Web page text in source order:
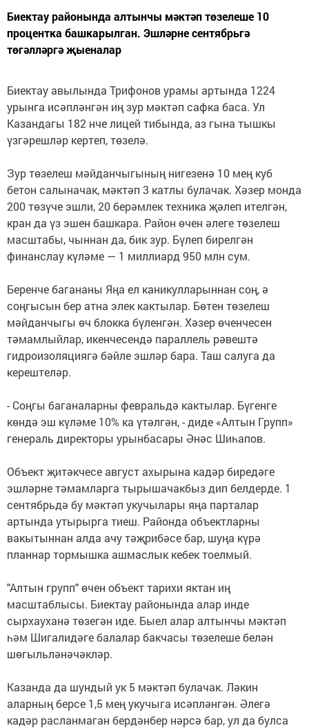
Биектау районында алтынчы мәктәп төзелеше 10
процентка башкарылган. Эшләрне сентябрьгә
төгәлләргә җыеналар
Биектау авылында Трифонов урамы артында 1224
урынга исәпләнгән иң зур мәктәп сафка баса. Ул
Казандагы 182 нче лицей тибында, аз гына тышкы
үзгәрешләр кертеп, төзелә.
Зур төзелеш мәйданчыгының нигезенә 10 мең куб
бетон салыначак, мәктәп 3 катлы булачак. Хәзер монда
200 төзүче эшли, 20 берәмлек техника җәлеп ителгән,
кран да үз эшен башкара. Район өчен әлеге төзелеш
масштабы, чыннан да, бик зур. Бүлеп бирелгән
финанслау күләме — 1 миллиард 950 млн сум.
Беренче багананы Яңа ел каникулларыннан соң, ә
соңгысын бер атна элек кактылар. Бөтен төзелеш
мәйданчыгы өч блокка бүленгән. Хәзер өченчесен
тәмамлыйлар, икенчесендә параллель рәвештә
гидроизоляциягә бәйле эшләр бара. Таш салуга да
керештеләр.
- Соңгы баганаларны февральдә кактылар. Бүгенге
көндә эш күләме 10% ка үтәлгән, - диде «Алтын Групп»
генераль директоры урынбасары Әнәс Шиһапов.
Объект җитәкчесе август ахырына кадәр биредәге
эшләрне тәмамларга тырышачакбыз дип белдерде. 1
сентябрьдә бу мәктәп укучылары яңа парталар
артында утырырга тиеш. Районда объектларны
вакытыннан алда ачу тәҗрибәсе бар, шуңа күрә
планнар тормышка ашмаслык кебек тоелмый.
"Алтын групп" өчен объект тарихи яктан иң
масштаблысы. Биектау районында алар инде
сырхауханә төзегән иде. Быел алар алтынчы мәктәп
һәм Шигалидәге балалар бакчасы төзелеше белән
шөгыльләнәчәкләр.
Казанда да шундый ук 5 мәктәп булачак. Ләкин
аларның берсе 1,5 мең укучыга исәпләнгән. Әлегә
кадәр расланмаган бердәнбер нәрсә бар, ул да булса